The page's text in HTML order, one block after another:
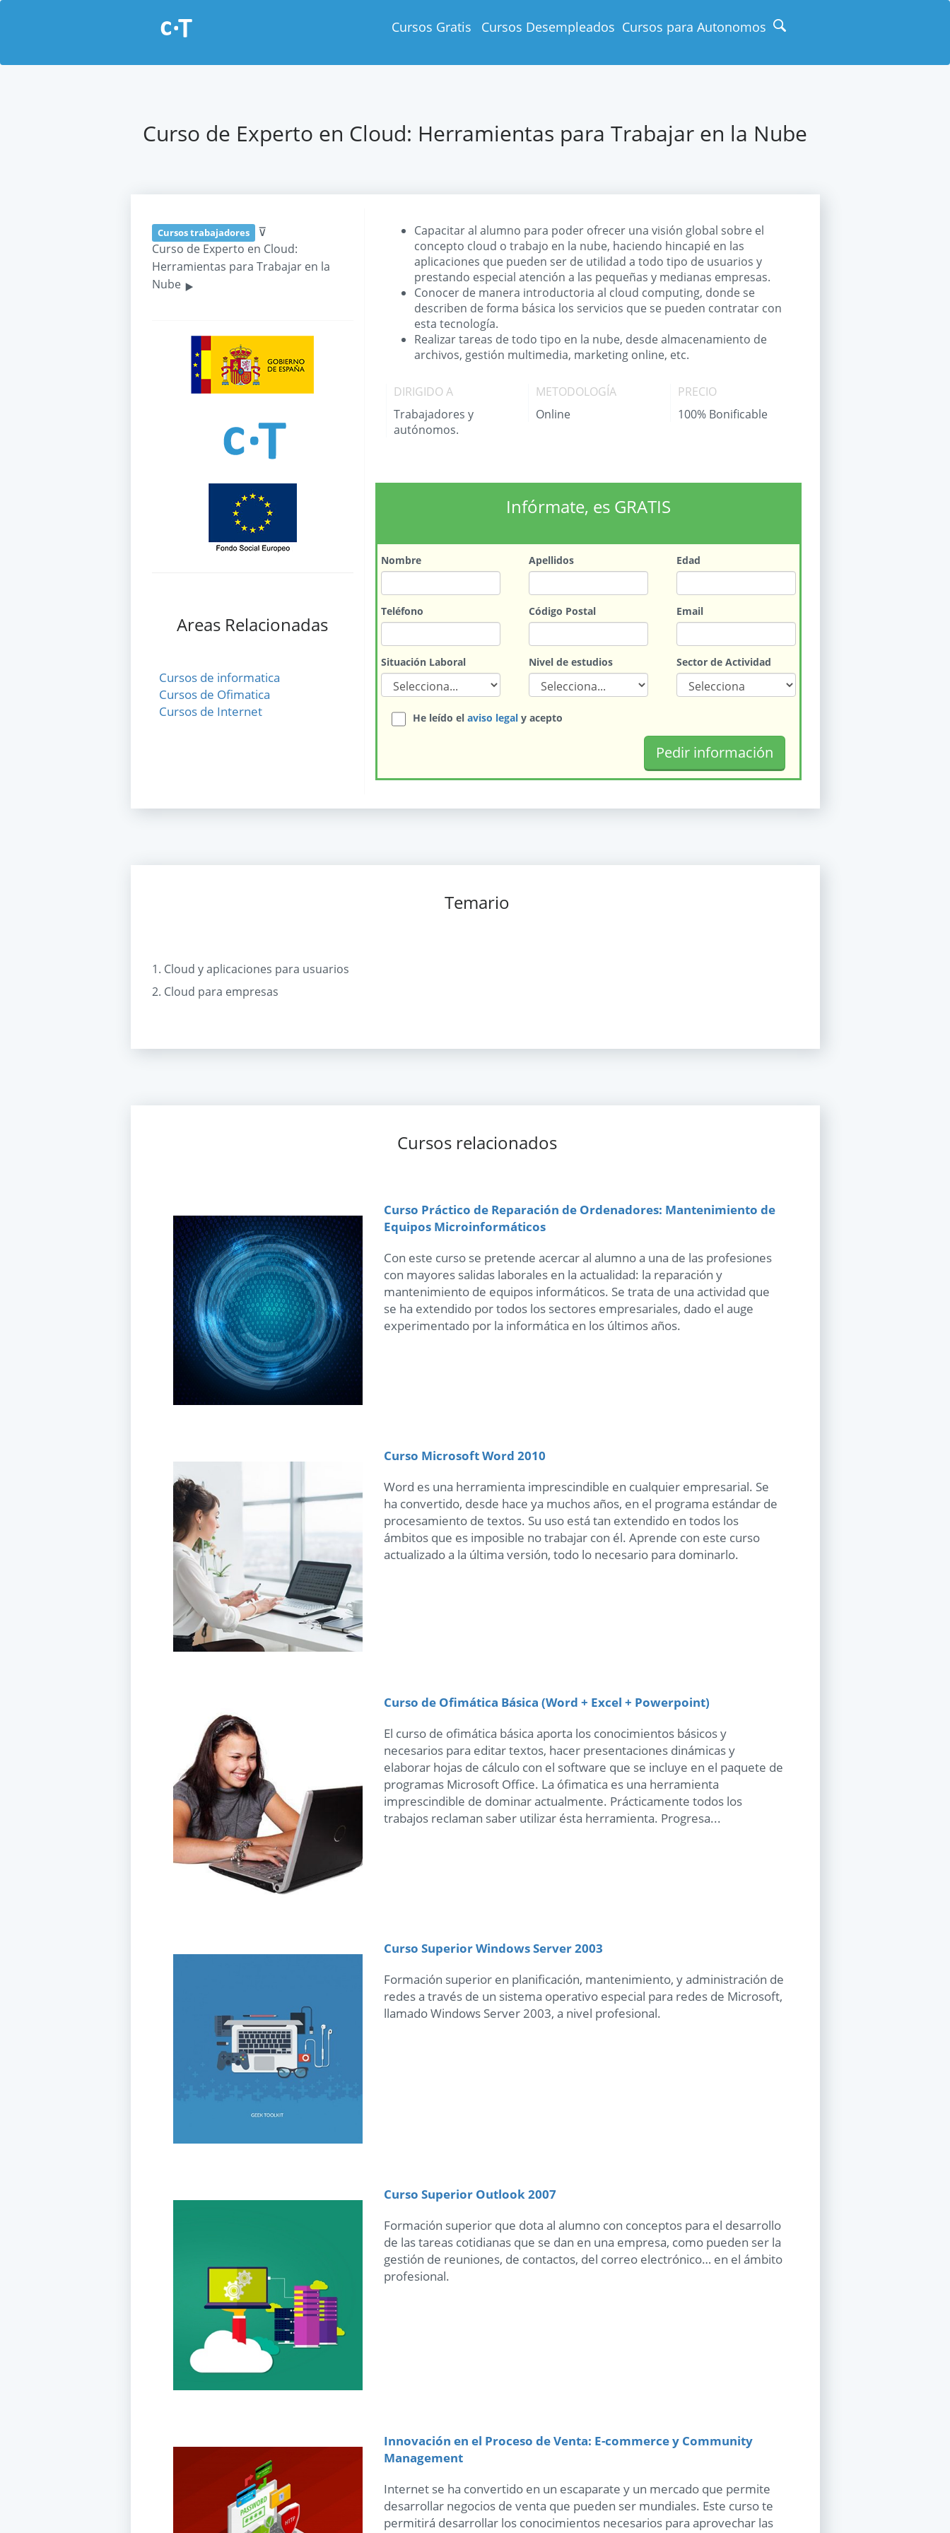
Cursos Gratis Cursos Desempleados Cursos para Autonomos
Curso de Experto en Cloud: Herramientas para Trabajar en la Nube
Capacitar al alumno para poder ofrecer una visión global sobre el
concepto cloud o trabajo en la nube, haciendo hincapié en las
aplicaciones que pueden ser de utilidad a todo tipo de usuarios y
prestando especial atención a las pequeñas y medianas empresas.
Conocer de manera introductoria al cloud computing, donde se
describen de forma básica los servicios que se pueden contratar con
esta tecnología.
Realizar tareas de todo tipo en la nube, desde almacenamiento de
archivos, gestión multimedia, marketing online, etc.
DIRIGIDO A
Trabajadores y
autónomos.
METODOLOGÍA
Online
PRECIO
100% Bonificable
Infórmate, es GRATIS
Nombre Apellidos Edad
Teléfono Código Postal Email
Situación Laboral Nivel de estudios Sector de Actividad
He leído elaviso legal y acepto
Cursos trabajadores ⊽
Curso de Experto en Cloud:
Herramientas para Trabajar en la
Nube ‣
Areas Relacionadas
Cursos de informatica
Cursos de Ofimatica
Cursos de Internet
Temario
1. Cloud y aplicaciones para usuarios
2. Cloud para empresas
Cursos relacionados
Curso Práctico de Reparación de Ordenadores: Mantenimiento de
Equipos Microinformáticos
Con este curso se pretende acercar al alumno a una de las profesiones
con mayores salidas laborales en la actualidad: la reparación y
mantenimiento de equipos informáticos. Se trata de una actividad que
se ha extendido por todos los sectores empresariales, dado el auge
experimentado por la informática en los últimos años.
Curso Microsoft Word 2010
Word es una herramienta imprescindible en cualquier empresarial. Se
ha convertido, desde hace ya muchos años, en el programa estándar de
procesamiento de textos. Su uso está tan extendido en todos los
ámbitos que es imposible no trabajar con él. Aprende con este curso
actualizado a la última versión, todo lo necesario para dominarlo.
Curso de Ofimática Básica (Word + Excel + Powerpoint)
El curso de ofimática básica aporta los conocimientos básicos y
necesarios para editar textos, hacer presentaciones dinámicas y
elaborar hojas de cálculo con el software que se incluye en el paquete de
programas Microsoft Office. La ófimatica es una herramienta
imprescindible de dominar actualmente. Prácticamente todos los
trabajos reclaman saber utilizar ésta herramienta. Progresa...
Curso Superior Windows Server 2003
Formación superior en planificación, mantenimiento, y administración de
redes a través de un sistema operativo especial para redes de Microsoft,
llamado Windows Server 2003, a nivel profesional.
Curso Superior Outlook 2007
Formación superior que dota al alumno con conceptos para el desarrollo
de las tareas cotidianas que se dan en una empresa, como pueden ser la
gestión de reuniones, de contactos, del correo electrónico… en el ámbito
profesional.
Innovación en el Proceso de Venta: E-commerce y Community
Management
Internet se ha convertido en un escaparate y un mercado que permite
desarrollar negocios de venta que pueden ser mundiales. Este curso te
permitirá desarrollar los conocimientos necesarios para aprovechar las